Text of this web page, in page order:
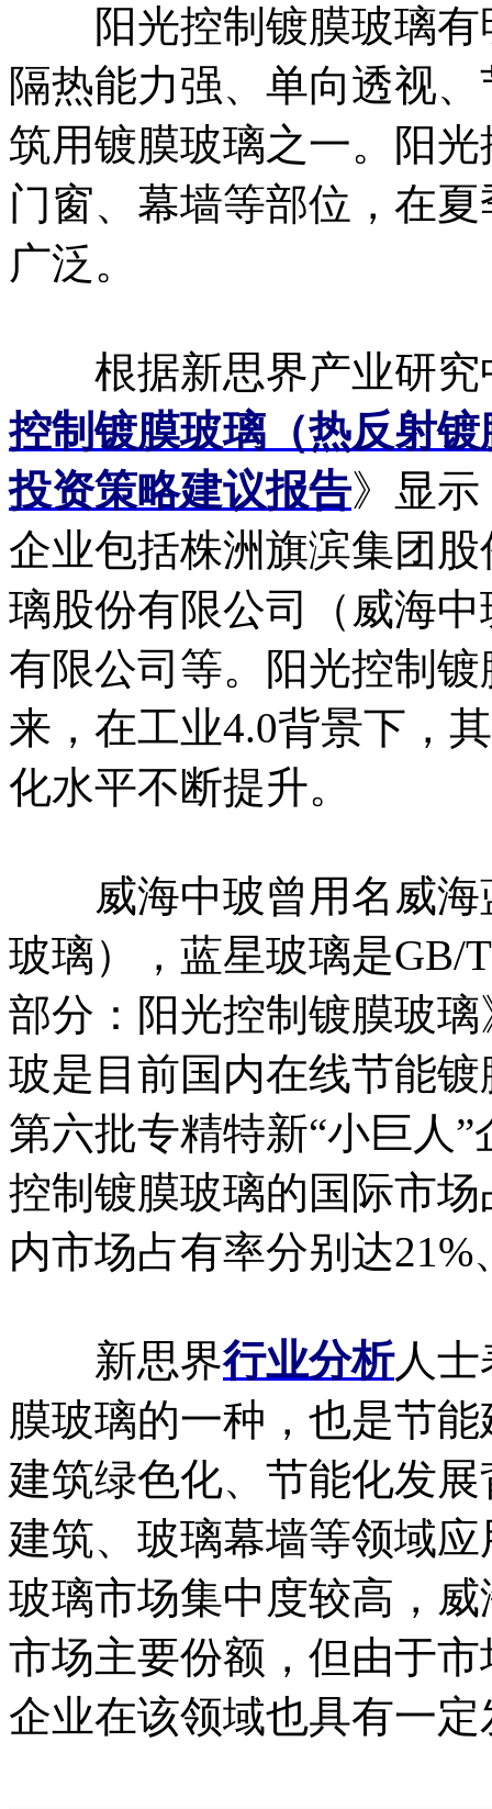
阳光控制镀膜玻璃有
隔热能力强、单向透视
筑用镀膜玻璃之一。阳
门窗、幕墙等部位，在
广泛。
根据新思界产业研究
控制镀膜玻璃（热反射
投资策略建议报告》显示
企业包括株洲旗滨集团
璃股份有限公司（威海
有限公司等。阳光控制
来，在工业4.0背景下，
化水平不断提升。
威海中玻曾用名威海
玻璃），蓝星玻璃是GB/
部分：阳光控制镀膜玻
玻是目前国内在线节能
第六批专精特新“小巨人
控制镀膜玻璃的国际市
内市场占有率分别达21%
新思界行业分析人士
膜玻璃的一种，也是节
建筑绿色化、节能化发
建筑、玻璃幕墙等领域
玻璃市场集中度较高，
市场主要份额，但由于
企业在该领域也具有一